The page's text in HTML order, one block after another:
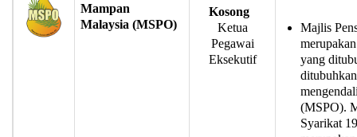
Mampan
Malaysia (MSPO)
Kosong
Ketua
Pegawai
Eksekutif
Majlis
yang
(MSPO).
Syarikat